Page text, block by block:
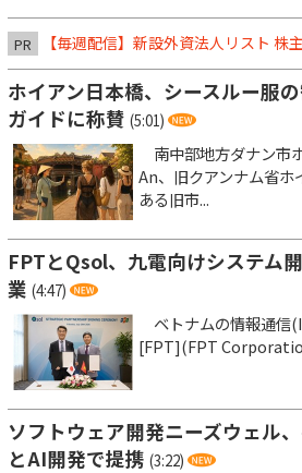
PR 【毎週配信】新設外資法人リスト 株
ホイアン日本橋、シースルー服
ガイドに称賛 (5:01)
南中部地方ダナン市
An、旧クアンナム省ホ
ある旧市...
FPTとQsol、九電向けシステム
業 (4:47)
ベトナムの情報通信
[FPT](FPT
ソフトウェア開発ニーズウェル
とAI開発で提携 (3:22)